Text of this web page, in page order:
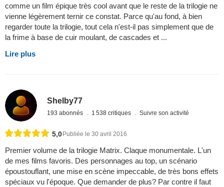
comme un film épique très cool avant que le reste de la trilogie ne
vienne légèrement ternir ce constat. Parce qu'au fond, à bien
regarder toute la trilogie, tout cela n'est-il pas simplement que de
la frime à base de cuir moulant, de cascades et ...
Lire plus
Shelby77
193 abonnés 1 538 critiques Suivre son activité
5,0 Publiée le 30 avril 2016
Premier volume de la trilogie Matrix. Claque monumentale. L'un
de mes films favoris. Des personnages au top, un scénario
époustouflant, une mise en scène impeccable, de très bons effets
spéciaux vu l'époque. Que demander de plus? Par contre il faut